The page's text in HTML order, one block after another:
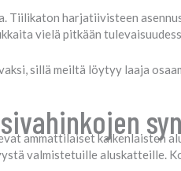
harjatiivisteen
vielä pitkään
sillä meiltä löytyy laaja
ammattilaiset kaikenlaisten
valmistetuille aluskatteille.